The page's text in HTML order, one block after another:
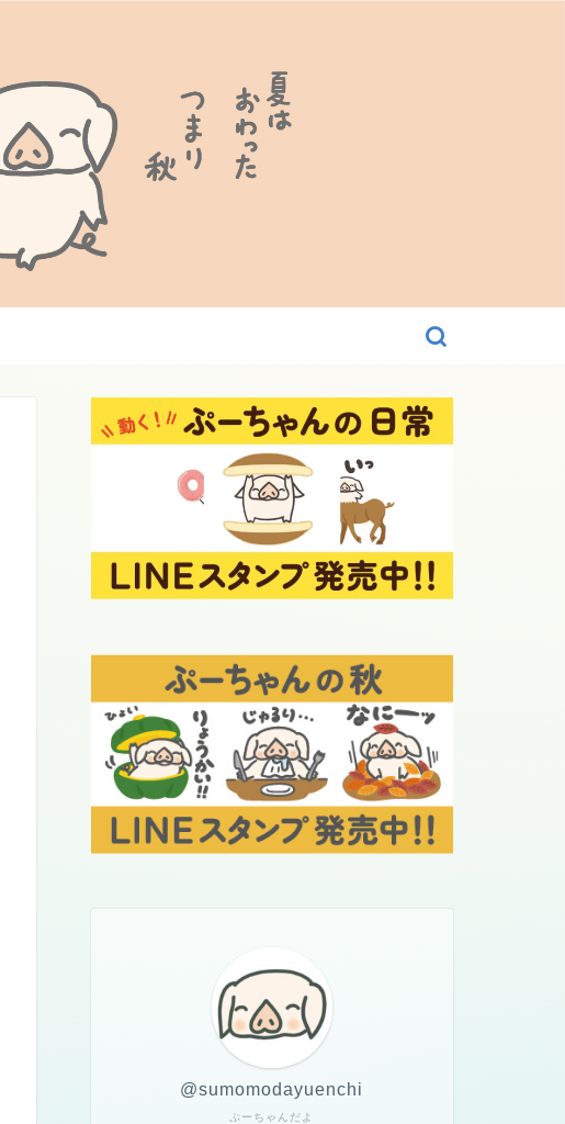
ぷーちゃんだよ
@sumomodayuenchi